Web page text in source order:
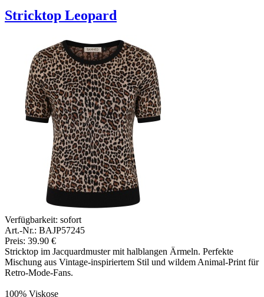
Stricktop Leopard
Verfügbarkeit: sofort
Art.-Nr.: BAJP57245
Preis: 39.90 €
Stricktop im Jacquardmuster mit halblangen Ärmeln. Perfekte
Mischung aus Vintage-inspiriertem Stil und wildem Animal-Print für
Retro-Mode-Fans.
100% Viskose